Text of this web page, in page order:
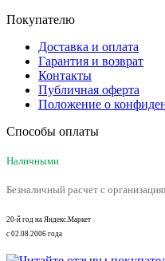
Покупателю
Доставка и оплата
Гарантия и возврат
Контакты
Публичная оферта
Положение о
Способы оплаты
Наличными
Безналичный расчет с
20-й год на Яндекс.Маркет
с 02.08.2006 года